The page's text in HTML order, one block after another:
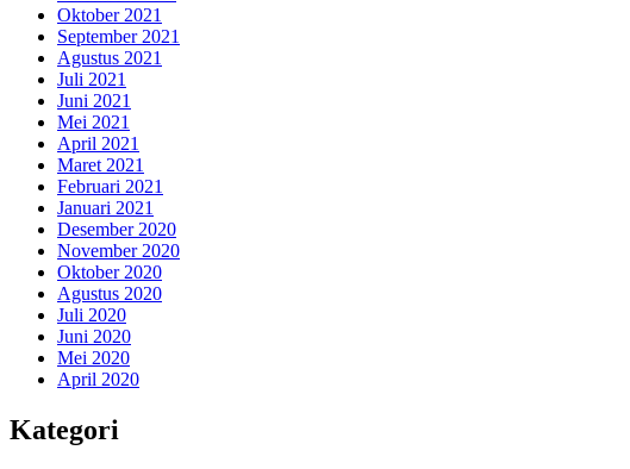
Oktober 2021
September 2021
Agustus 2021
Juli 2021
Juni 2021
Mei 2021
April 2021
Maret 2021
Februari 2021
Januari 2021
Desember 2020
November 2020
Oktober 2020
Agustus 2020
Juli 2020
Juni 2020
Mei 2020
April 2020
Kategori